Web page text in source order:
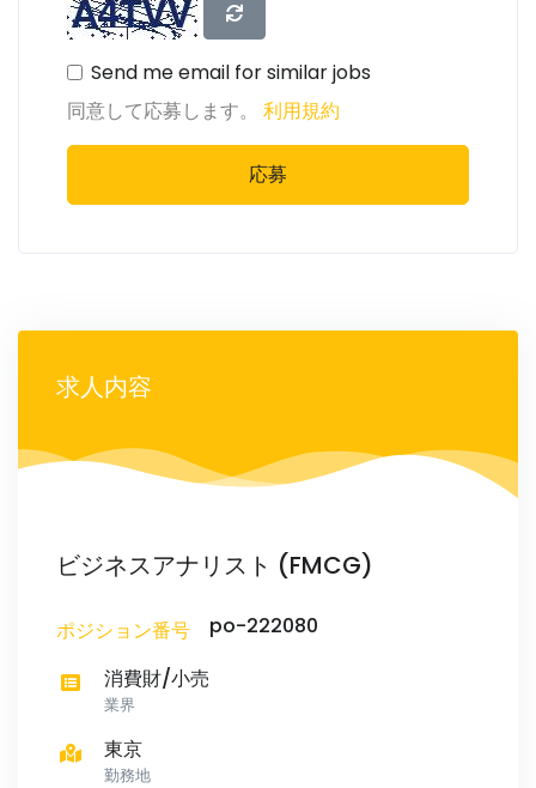
Send me email for similar jobs
同意して応募します。 利用規約
応募
求人内容
ビジネスアナリスト (FMCG)
ポジション番号
po-222080
消費財/小売
業界
東京
勤務地